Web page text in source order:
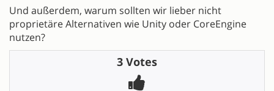
Und außerdem, warum sollten wir lieber nicht
proprietäre Alternativen wie Unity oder CoreEngine
nutzen?
3 Votes